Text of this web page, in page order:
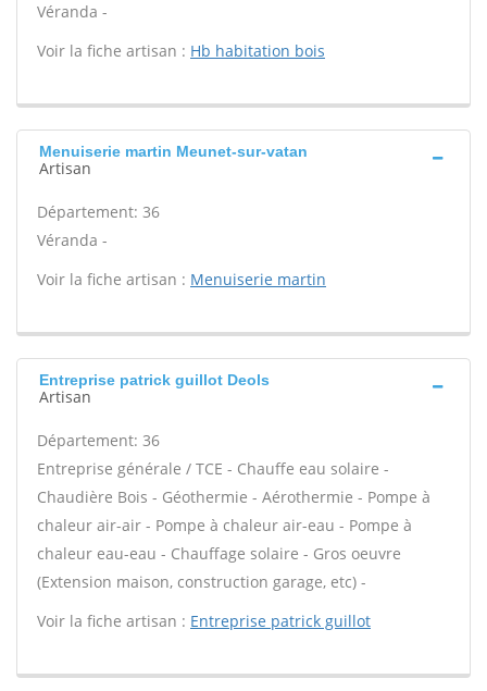
Véranda -
Voir la fiche artisan : Hb habitation bois
Menuiserie martin Meunet-sur-vatan
Artisan
Département: 36
Véranda -
Voir la fiche artisan : Menuiserie martin
Entreprise patrick guillot Deols
Artisan
Département: 36
Entreprise générale / TCE - Chauffe eau solaire -
Chaudière Bois - Géothermie - Aérothermie - Pompe à
chaleur air-air - Pompe à chaleur air-eau - Pompe à
chaleur eau-eau - Chauffage solaire - Gros oeuvre
(Extension maison, construction garage, etc) -
Voir la fiche artisan : Entreprise patrick guillot